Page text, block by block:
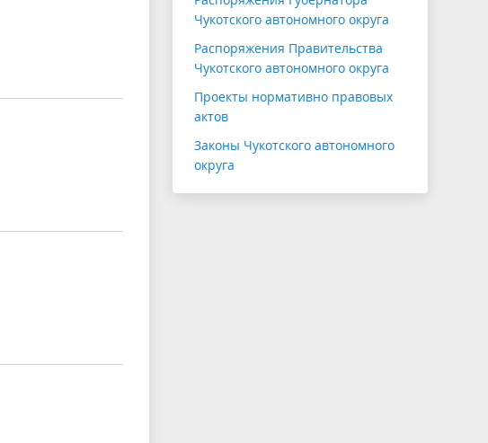
Чукотского автономного округа
Распоряжения Правительства
Чукотского автономного округа
Проекты нормативно правовых
актов
Законы Чукотского автономного
округа